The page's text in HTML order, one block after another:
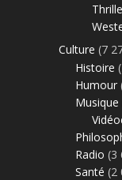
Culture (7
Histoire
Humour
Musique
Radio (3
Santé (2